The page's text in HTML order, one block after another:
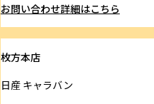
お問い合わせ詳細はこちら
枚方本店
日産キャラバン